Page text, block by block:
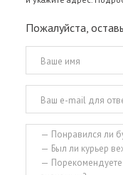
Пожалуйста,